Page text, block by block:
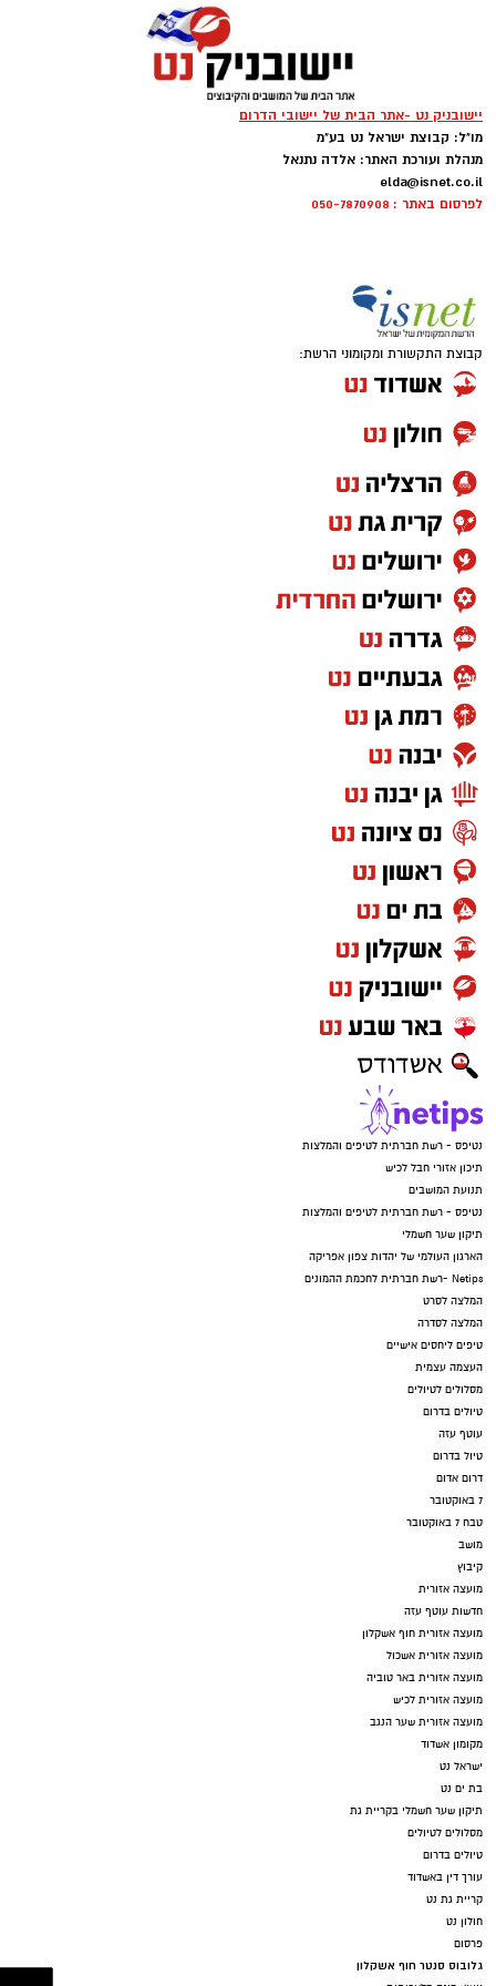
שני ילדים מתוקים שמתמודדים עם אתגרים
יישובניק נט -אתר הבית של יישובי הדרום
מו"ל: קבוצת ישראל נט בע"מ
מנהלת ועורכת האתר: אלדה נתנאל
elda@isnet.co.il
לפרסום באתר : 050-7870908
קבוצת התקשורת ומקומוני הרשת:
נטיפס - רשת חברתית לטיפים והמלצות
תיכון אזורי חבל לכיש
תנועת המושבים
נטיפס - רשת חברתית לטיפים והמלצות
תיקון שער חשמלי
הארגון העולמי של יהדות צפון אפריקה
Netips -רשת חברתית לחכמת ההמונים
המלצה לסרט
המלצה לסדרה
טיפים ליחסים אישיים
העצמה עצמית
מסלולים לטיולים
טיולים בדרום
עוטף עזה
טיול בדרום
דרום אדום
7 באוקטובר
טבח 7 באוקטובר
מושב
קיבוץ
מועצה אזורית
חדשות עוטף עזה
מועצה אזורית חוף אשקלון
מועצה אזורית אשכול
מועצה אזורית באר טוביה
מועצה אזורית לכיש
מועצה אזורית שער הנגב
מקומון אשדוד
ישראל נט
בת ים נט
תיקון שער חשמלי בקריית גת
מסלולים לטיולים
טיולים בדרום
עורך דין באשדוד
קריית גת נט
חולון נט
פרסום
גלובוס סנטר חוף אשקלון